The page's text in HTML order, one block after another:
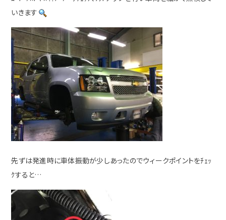
いきます
先ずは発進時に車体振動が少しあったのでウィークポイントをﾁｪｯ
ｸすると…